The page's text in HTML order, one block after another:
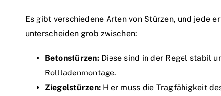
Es gibt verschiedene Arten von Stürzen, und jede
unterscheiden grob zwischen:
Betonstürzen:Diese sind in der Regel stabil
Rollladenmontage.
Ziegelstürzen: Hier muss die Tragfähigkeit